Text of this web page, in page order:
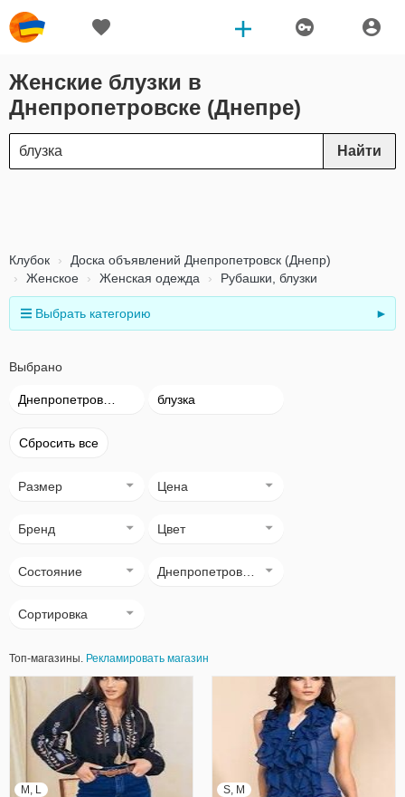
Женские блузки в
Днепропетровске (Днепре)
Найти
Клубок
Доска объявлений Днепропетровск (Днепр)
Женское
Женская одежда Рубашки, блузки
Выбрать категорию ►
Выбрано
блузка
Сбросить все
Размер Цена
Бренд Цвет
Состояние
Сортировка
Топ-магазины. Рекламировать магазин
M, L S, M